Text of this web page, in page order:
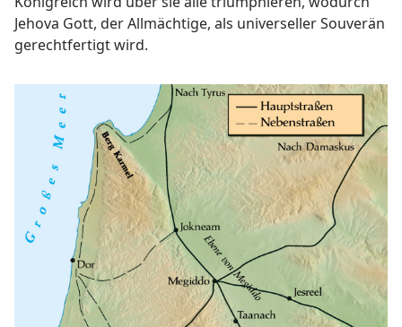
Jehova Gott, der Allmächtige, als universeller Souverän
gerechtfertigt wird.